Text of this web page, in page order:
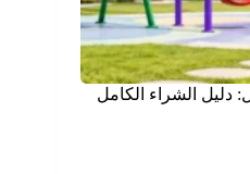
دليل الشراء الكامل